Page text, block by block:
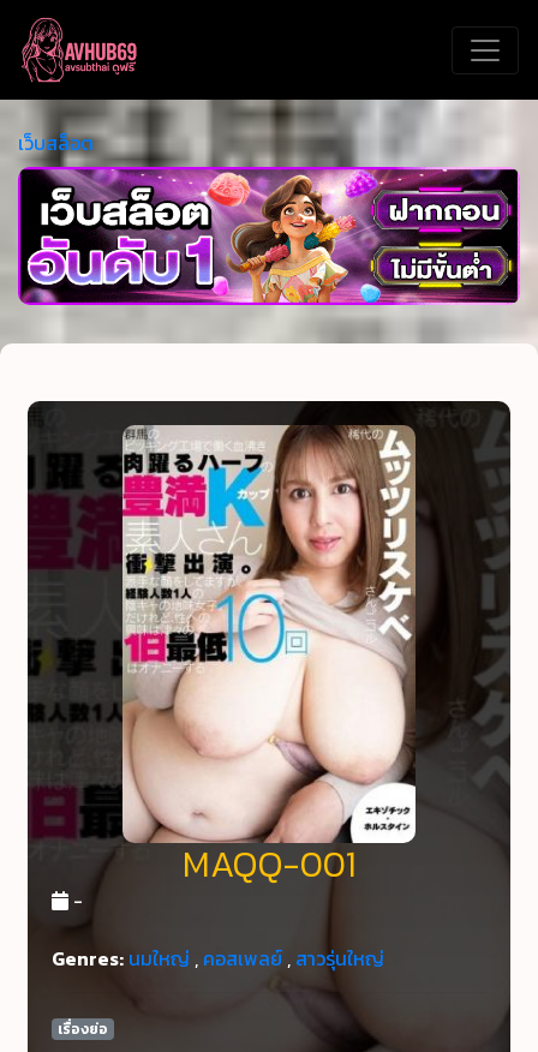
เว็บสล็อต
MAQQ-001
-
Genres: นมใหญ่ , คอสเพลย์ , สาวรุ่นใหญ่
เรื่องย่อ